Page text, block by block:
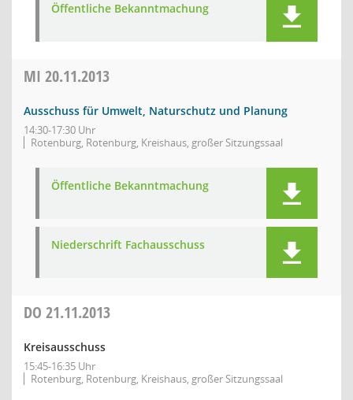
Öffentliche Bekanntmachung
MI 20.11.2013
Ausschuss für Umwelt, Naturschutz und Planung
14:30-17:30 Uhr
Rotenburg, Rotenburg, Kreishaus, großer Sitzungssaal
Öffentliche Bekanntmachung
Niederschrift Fachausschuss
DO 21.11.2013
Kreisausschuss
15:45-16:35 Uhr
Rotenburg, Rotenburg, Kreishaus, großer Sitzungssaal